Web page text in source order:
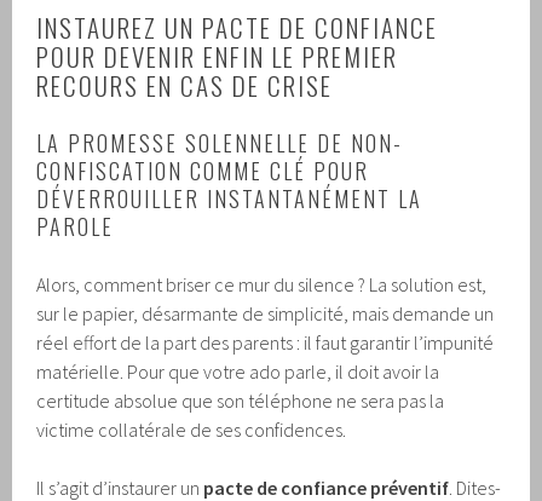
INSTAUREZ UN PACTE DE CONFIANCE
POUR DEVENIR ENFIN LE PREMIER
RECOURS EN CAS DE CRISE
LA PROMESSE SOLENNELLE DE NON-
CONFISCATION COMME CLÉ POUR
DÉVERROUILLER INSTANTANÉMENT LA
PAROLE
Alors, comment briser ce mur du silence ? La solution est,
sur le papier, désarmante de simplicité, mais demande un
réel effort de la part des parents : il faut garantir l’impunité
matérielle. Pour que votre ado parle, il doit avoir la
certitude absolue que son téléphone ne sera pas la
victime collatérale de ses confidences.
Il s’agit d’instaurer un pacte de confiance préventif . Dites-